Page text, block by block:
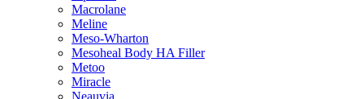
Macrolane
Meline
Meso-Wharton
Mesoheal Body HA Filler
Metoo
Miracle
Neauvia